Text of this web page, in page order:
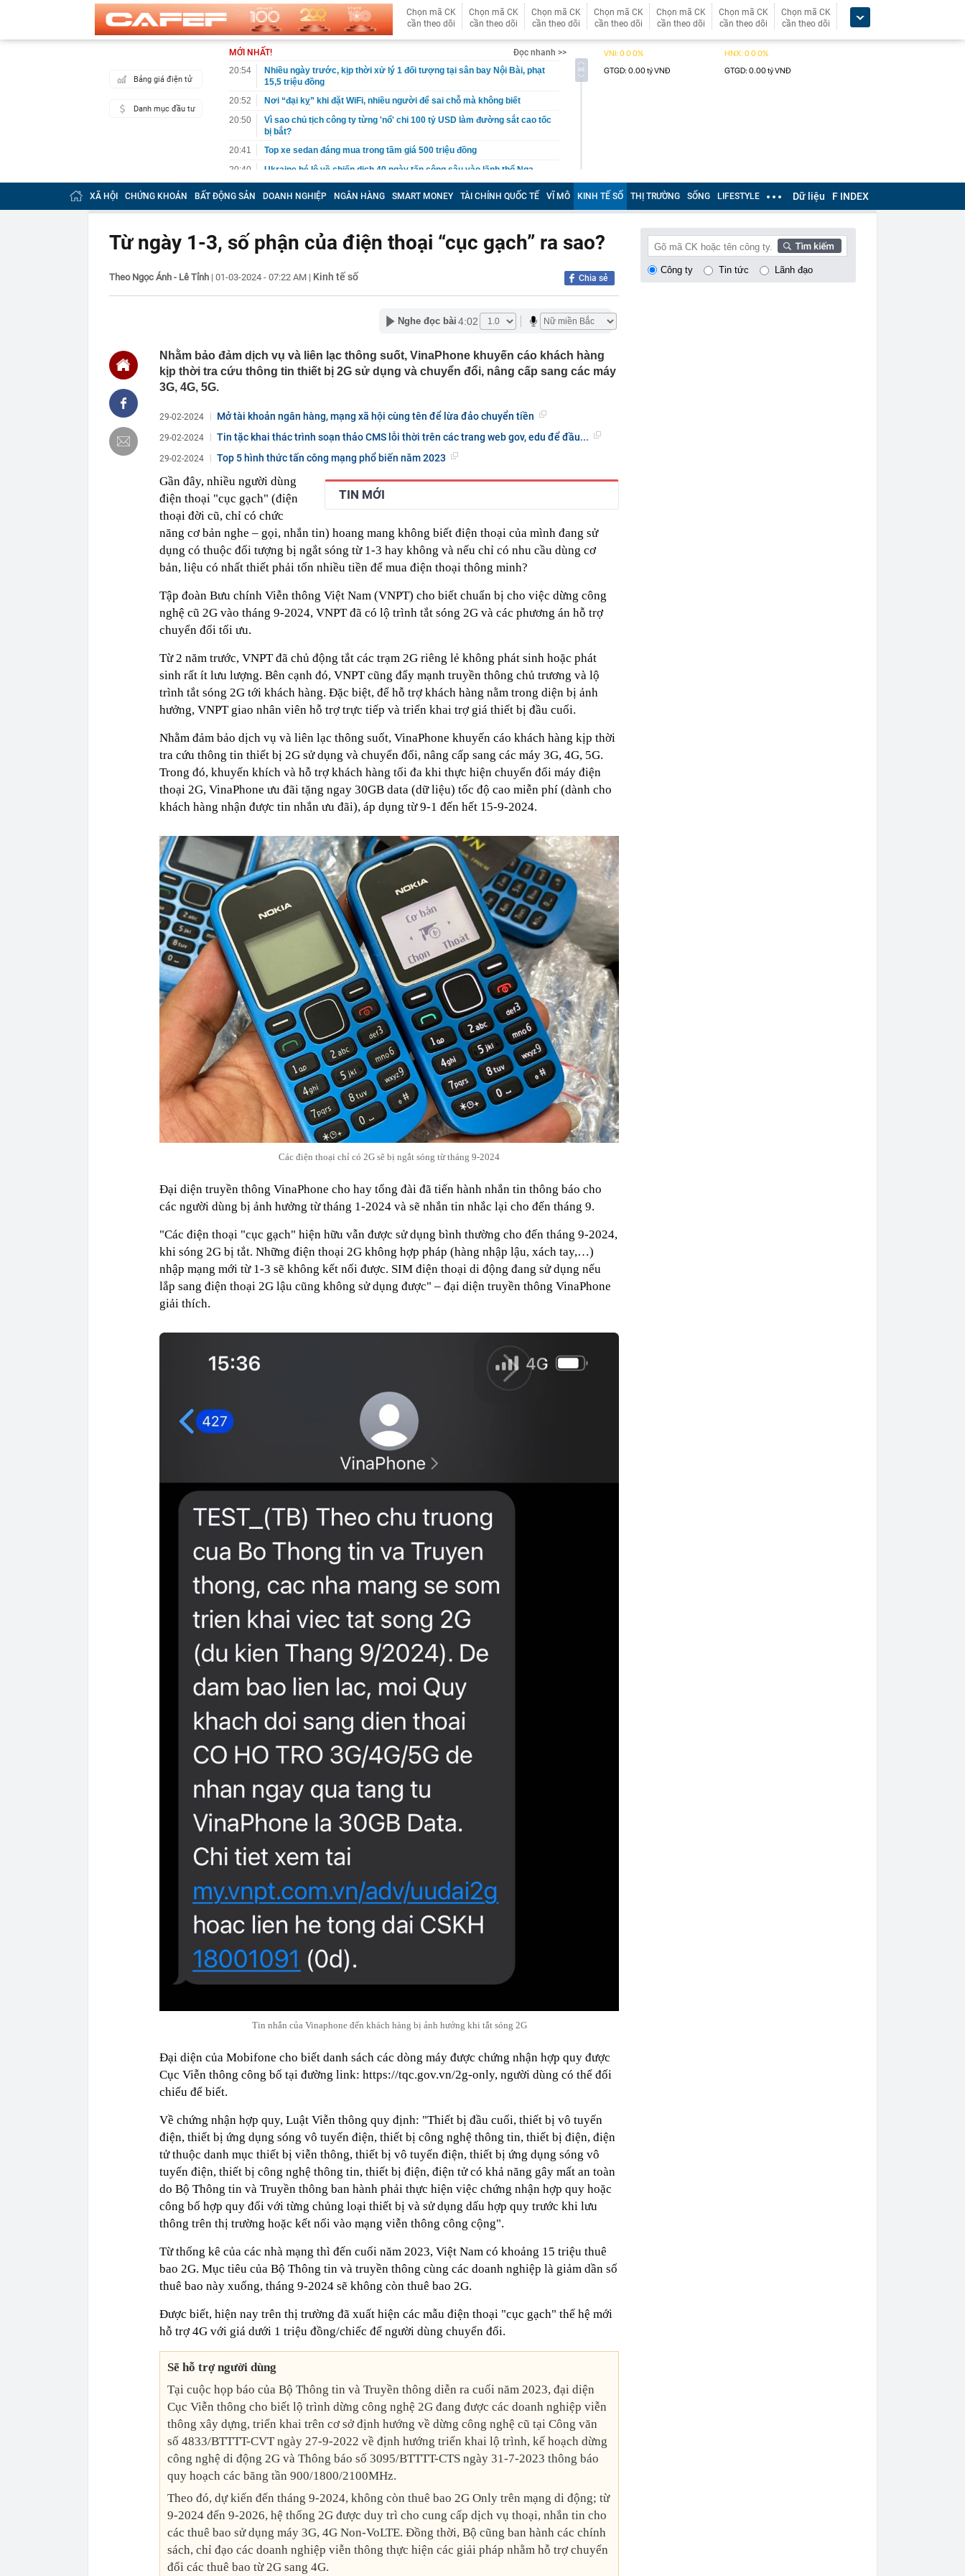
Chọn mã CK
cần theo dõi
Chọn mã CK
cần theo dõi
Chọn mã CK
cần theo dõi
Chọn mã CK
cần theo dõi
Chọn mã CK
cần theo dõi
Chọn mã CK
cần theo dõi
Chọn mã CK
cần theo dõi
Bảng giá điện tử
Danh mục đầu tư
MỚI NHẤT!
Đọc nhanh >>
20:54
Nhiều ngày trước, kịp thời xử lý 1 đối tượng tại sân bay Nội Bài, phạt
15,5 triệu đồng
20:52
Nơi “đại kỵ” khi đặt WiFi, nhiều người để sai chỗ mà không biết
20:50
Vì sao chủ tịch công ty từng 'nổ' chi 100 tỷ USD làm đường sắt cao tốc
bị bắt?
20:41
Top xe sedan đáng mua trong tầm giá 500 triệu đồng
20:40
Ukraine hé lộ về chiến dịch 40 ngày tấn công sâu vào lãnh thổ Nga
20:40
Đây là số tiền cần chi hàng năm nếu muốn vào học cùng trường con
trai Khánh Thi - Phan Hiển: Xem con số "toát mồ hôi"
sự kiện thúc đẩy ngành xe Việt Nam
20:32
Bảng giá xe máy Honda tháng 8/2026 mới nhất
tỷ đồng
20:31
Ba mỹ nhân có gương mặt đẹp nhất giới giải trí Trung Quốc
TikToker Nguyễn Dương Kiều Vy lĩnh án
20:17
Ô tô bất ngờ "bay" lên không trung khiến nhiều người thót tim
20:15
Xem khách Tây đi cầu khỉ miền Tây, dân mạng nín thở vì hồi hộp
không trung
20:05
Ai là nạn nhân của Nguyễn Minh Hiền SN 1992, liên hệ công an gấp
Thế hệ “hoàng tử”, “công chúa” ngồi ghế nóng doanh nghiệp gia đình:
Đằng sau ánh hào quang
19:56
Công an xác minh giao dịch chuyển khoản 747.500.000 đồng giữa
Nguyễn Thị Phương Hoa và Trần Văn Phúc: 1 người được mời đến
ngân hàng làm việc
19:50
Hoa hậu đẹp nhất nhì Việt Nam U45 đi khắp thế gian, đến Tây Tạng
nhận ra một điều
XÃ HỘI CHỨNG KHOÁN BẤT ĐỘNG SẢN DOANH NGHIỆP NGÂN HÀNG SMART MONEY TÀI CHÍNH QUỐC TẾ VĨ MÔ KINH TẾ SỐ THỊ TRƯỜNG SỐNG LIFESTYLE Dữ liệu F INDEX
Từ ngày 1-3, số phận của điện thoại “cục gạch” ra sao?
Theo Ngọc Ánh - Lê Tỉnh | 01-03-2024 - 07:22 AM | Kinh tế số Chia sẻ
Nghe đọc bài 4:02
Nhằm bảo đảm dịch vụ và liên lạc thông suốt, VinaPhone khuyến cáo khách hàng
kịp thời tra cứu thông tin thiết bị 2G sử dụng và chuyển đổi, nâng cấp sang các máy
3G, 4G, 5G.
29-02-2024 Mở tài khoản ngân hàng, mạng xã hội cùng tên để lừa đảo chuyển tiền
29-02-2024 Tin tặc khai thác trình soạn thảo CMS lỗi thời trên các trang web gov, edu để đầu...
29-02-2024 Top 5 hình thức tấn công mạng phổ biến năm 2023
TIN MỚI
Gần đây, nhiều người dùng
điện thoại "cục gạch" (điện
thoại đời cũ, chỉ có chức
năng cơ bản nghe – gọi, nhắn tin) hoang mang không biết điện thoại của mình đang sử
dụng có thuộc đối tượng bị ngắt sóng từ 1-3 hay không và nếu chỉ có nhu cầu dùng cơ
bản, liệu có nhất thiết phải tốn nhiều tiền để mua điện thoại thông minh?
Tập đoàn Bưu chính Viễn thông Việt Nam (VNPT) cho biết chuẩn bị cho việc dừng công
nghệ cũ 2G vào tháng 9-2024, VNPT đã có lộ trình tắt sóng 2G và các phương án hỗ trợ
chuyển đổi tối ưu.
Từ 2 năm trước, VNPT đã chủ động tắt các trạm 2G riêng lẻ không phát sinh hoặc phát
sinh rất ít lưu lượng. Bên cạnh đó, VNPT cũng đẩy mạnh truyền thông chủ trương và lộ
trình tắt sóng 2G tới khách hàng. Đặc biệt, để hỗ trợ khách hàng nằm trong diện bị ảnh
hưởng, VNPT giao nhân viên hỗ trợ trực tiếp và triển khai trợ giá thiết bị đầu cuối.
Nhằm đảm bảo dịch vụ và liên lạc thông suốt, VinaPhone khuyến cáo khách hàng kịp thời
tra cứu thông tin thiết bị 2G sử dụng và chuyển đổi, nâng cấp sang các máy 3G, 4G, 5G.
Trong đó, khuyến khích và hỗ trợ khách hàng tối đa khi thực hiện chuyển đổi máy điện
thoại 2G, VinaPhone ưu đãi tặng ngay 30GB data (dữ liệu) tốc độ cao miễn phí (dành cho
khách hàng nhận được tin nhắn ưu đãi), áp dụng từ 9-1 đến hết 15-9-2024.
Các điện thoại chỉ có 2G sẽ bị ngắt sóng từ tháng 9-2024
Đại diện truyền thông VinaPhone cho hay tổng đài đã tiến hành nhắn tin thông báo cho
các người dùng bị ảnh hưởng từ tháng 1-2024 và sẽ nhắn tin nhắc lại cho đến tháng 9.
"Các điện thoại "cục gạch" hiện hữu vẫn được sử dụng bình thường cho đến tháng 9-2024,
khi sóng 2G bị tắt. Những điện thoại 2G không hợp pháp (hàng nhập lậu, xách tay,…)
nhập mạng mới từ 1-3 sẽ không kết nối được. SIM điện thoại di động đang sử dụng nếu
lắp sang điện thoại 2G lậu cũng không sử dụng được" – đại diện truyền thông VinaPhone
giải thích.
Tin nhắn của Vinaphone đến khách hàng bị ảnh hưởng khi tắt sóng 2G
Đại diện của Mobifone cho biết danh sách các dòng máy được chứng nhận hợp quy được
Cục Viễn thông công bố tại đường link: https://tqc.gov.vn/2g-only, người dùng có thể đối
chiếu để biết.
Về chứng nhận hợp quy, Luật Viễn thông quy định: "Thiết bị đầu cuối, thiết bị vô tuyến
điện, thiết bị ứng dụng sóng vô tuyến điện, thiết bị công nghệ thông tin, thiết bị điện, điện
tử thuộc danh mục thiết bị viễn thông, thiết bị vô tuyến điện, thiết bị ứng dụng sóng vô
tuyến điện, thiết bị công nghệ thông tin, thiết bị điện, điện tử có khả năng gây mất an toàn
do Bộ Thông tin và Truyền thông ban hành phải thực hiện việc chứng nhận hợp quy hoặc
công bố hợp quy đối với từng chủng loại thiết bị và sử dụng dấu hợp quy trước khi lưu
thông trên thị trường hoặc kết nối vào mạng viễn thông công cộng".
Từ thống kê của các nhà mạng thì đến cuối năm 2023, Việt Nam có khoảng 15 triệu thuê
bao 2G. Mục tiêu của Bộ Thông tin và truyền thông cùng các doanh nghiệp là giảm dần số
thuê bao này xuống, tháng 9-2024 sẽ không còn thuê bao 2G.
Được biết, hiện nay trên thị trường đã xuất hiện các mẫu điện thoại "cục gạch" thế hệ mới
hỗ trợ 4G với giá dưới 1 triệu đồng/chiếc để người dùng chuyển đổi.
Sẽ hỗ trợ người dùng
Tại cuộc họp báo của Bộ Thông tin và Truyền thông diễn ra cuối năm 2023, đại diện
Cục Viễn thông cho biết lộ trình dừng công nghệ 2G đang được các doanh nghiệp viễn
thông xây dựng, triển khai trên cơ sở định hướng về dừng công nghệ cũ tại Công văn
số 4833/BTTTT-CVT ngày 27-9-2022 về định hướng triển khai lộ trình, kế hoạch dừng
công nghệ di động 2G và Thông báo số 3095/BTTTT-CTS ngày 31-7-2023 thông báo
quy hoạch các băng tần 900/1800/2100MHz.
Theo đó, dự kiến đến tháng 9-2024, không còn thuê bao 2G Only trên mạng di động; từ
9-2024 đến 9-2026, hệ thống 2G được duy trì cho cung cấp dịch vụ thoại, nhắn tin cho
các thuê bao sử dụng máy 3G, 4G Non-VoLTE. Đồng thời, Bộ cũng ban hành các chính
sách, chỉ đạo các doanh nghiệp viễn thông thực hiện các giải pháp nhằm hỗ trợ chuyển
đổi các thuê bao từ 2G sang 4G.
Công ty Tin tức Lãnh đạo